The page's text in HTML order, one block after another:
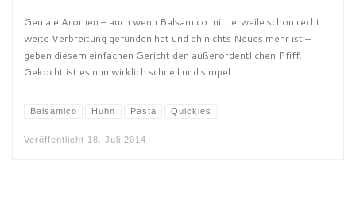
Geniale Aromen – auch wenn Balsamico mittlerweile schon recht
weite Verbreitung gefunden hat und eh nichts Neues mehr ist –
geben diesem einfachen Gericht den außerordentlichen Pfiff.
Gekocht ist es nun wirklich schnell und simpel.
Balsamico Huhn Pasta Quickies
Veröffentlicht 18. Juli 2014